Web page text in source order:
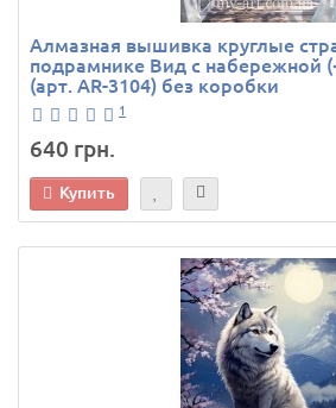
Алмазная вышивка круглые
подрамнике Вид с набережной
(арт. AR-3104) без коробки
1
640 грн.
Купить